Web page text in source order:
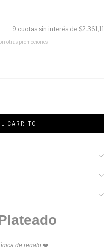
9 cuotas sin interés de $2.361,11
otras promociones.
de regalo ❤️